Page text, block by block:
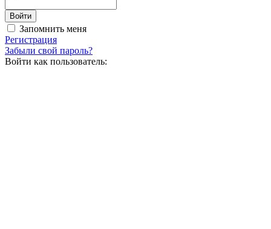
Запомнить меня
Регистрация
Забыли свой пароль?
Войти как пользователь: